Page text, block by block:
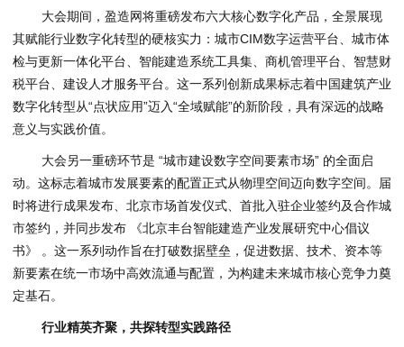
大会期间，盈造网将重磅发布六大核心数字化产品，全景展现
其赋能行业数字化转型的硬核实力：城市CIM数字运营平台、城市体
检与更新一体化平台、智能建造系统工具集、商机管理平台、智慧财
税平台、建设人才服务平台。这一系列创新成果标志着中国建筑产业
数字化转型从“点状应用”迈入“全域赋能”的新阶段，具有深远的战略
意义与实践价值。
大会另一重磅环节是 “城市建设数字空间要素市场” 的全面启
动。这标志着城市发展要素的配置正式从物理空间迈向数字空间。届
时将进行成果发布、北京市场首发仪式、首批入驻企业签约及合作城
市签约，并同步发布 《北京丰台智能建造产业发展研究中心倡议
书》 。这一系列动作旨在打破数据壁垒，促进数据、技术、资本等
新要素在统一市场中高效流通与配置，为构建未来城市核心竞争力奠
定基石。
行业精英齐聚，共探转型实践路径